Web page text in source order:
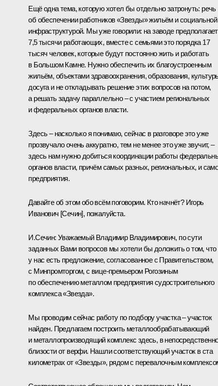
Ещё одна тема, которую хотел бы отдельно затронуть: речь
об обеспечении работников «Звезды» жильём и социальной
инфраструктурой. Мы уже говорили: на заводе
7,5 тысячи работающих, вместе с семьями это порядка 17
тысяч человек, которые будут постоянно жить и работать
в Большом Камне. Нужно обеспечить их благоустроенным
жильём, объектами здравоохранения, образования,
досуга и не откладывать решение этих вопросов на потом,
а решать задачу параллельно – с участием региональных
и федеральных органов власти.
Здесь – насколько я понимаю, сейчас в разговоре это уже
прозвучало очень аккуратно, тем не менее это уже звучит, –
здесь нам нужно добиться координации работы
органов власти, причём самых разных, региональных, и
предприятия.
Давайте об этом обо всём поговорим. Кто начнёт? Игорь
Иванович [Сечин], пожалуйста.
И.Сечин: Уважаемый Владимир Владимирович, по сути
заданных Вами вопросов мы хотели бы доложить о том, что
у нас есть предложение, согласованное с Правительством,
с Минпромторгом, с вице-премьером Рогозиным
по обеспечению металлом предприятия судостроительного
комплекса «Звезда».
Мы проводим сейчас работу по подбору участка – участок
найден. Предлагаем построить металлообрабатывающий
и металлопроизводящий комплекс здесь, в
близости от верфи. Нашли соответствующий участок в ста
километрах от «Звезды», рядом с перевалочным